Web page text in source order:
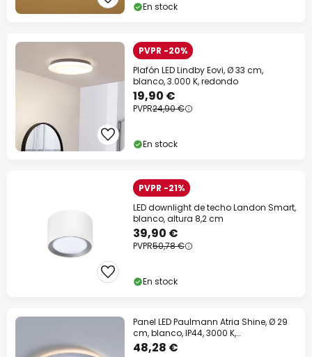
En stock
PVPR -20%
Plafón LED Lindby Eovi, Ø 33 cm,
blanco, 3.000 K, redondo
19,90 €
PVPR24,90 €
En stock
PVPR -21%
LED downlight de techo Landon Smart,
blanco, altura 8,2 cm
39,90 €
PVPR50,78 €
En stock
Panel LED Paulmann Atria Shine, Ø 29
cm, blanco, IP44, 3000 K,
encendido/apagado
48,28 €